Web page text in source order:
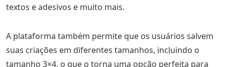
textos e adesivos e muito mais.
A plataforma também permite que os usuários salvem
suas criações em diferentes tamanhos, incluindo o
tamanho 3×4, o que o torna uma opção perfeita para